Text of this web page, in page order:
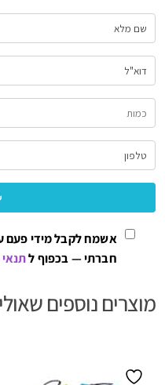
אשמח לקבל מידי פעם
חברתי — בכפוף ל
מוצרים נוספים